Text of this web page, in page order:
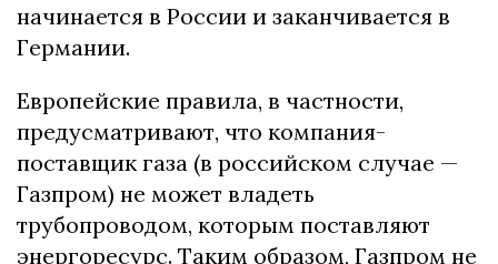
начинается в России и заканчивается в
Германии.
Европейские правила, в частности,
предусматривают, что компания-
поставщик газа (в российском случае —
Газпром) не может владеть
трубопроводом, которым поставляют
энергоресурс. Таким образом, Газпром не